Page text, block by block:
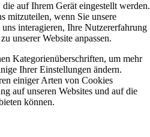
auf Ihrem Gerät eingestellt werden.
mitzuteilen, wenn Sie unsere
interagieren, Ihre Nutzererfahrung
unserer Website anpassen.
Kategorienüberschriften, um mehr
Ihrer Einstellungen ändern.
einiger Arten von Cookies
auf unseren Websites und auf die
können.